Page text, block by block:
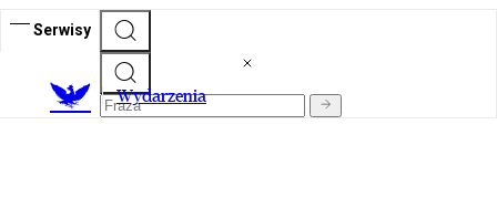
Serwisy
Wydarzenia